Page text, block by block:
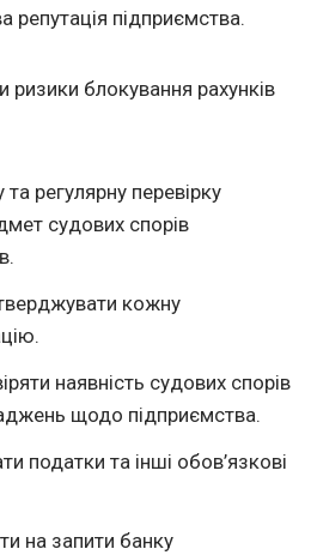
репутація підприємства.
ризики блокування рахунків
регулярну перевірку
судових спорів
кожну
наявність судових спорів
щодо підприємства.
податки та інші обов’язкові
на запити банку